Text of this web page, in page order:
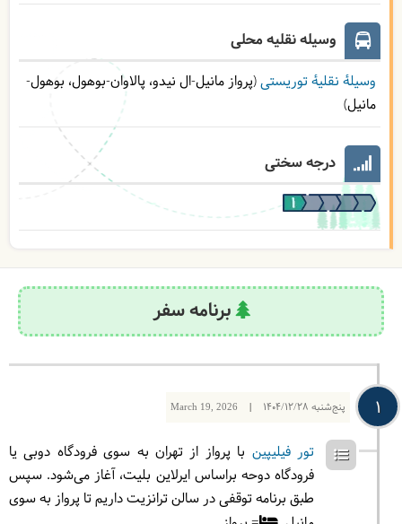
وسیله نقلیه محلی
وسیلۀ نقلیۀ توریستی(پرواز مانیل-ال نیدو، پالاوان-بوهول، بوهول-
مانیل)
درجه سختی
برنامه سفر
1 پنج‌شنبه March 19, 2026 | 1404/12/28
تور فیلیپین با پرواز از تهران به سوی فرودگاه دوبی یا
فرودگاه دوحه براساس ایرلاین بلیت، آغاز می‌شود. سپس
طبق برنامه توقفی در سالن ترانزیت داریم تا پرواز به سوی